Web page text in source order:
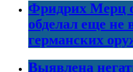
Фридрих Мерц
обделал еще не
германских
Выявлена